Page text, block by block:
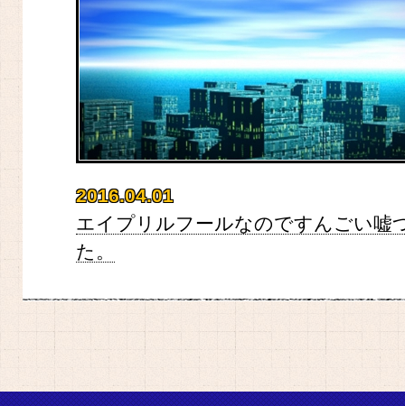
2016.04.01
エイプリルフールなのですんごい嘘
た。